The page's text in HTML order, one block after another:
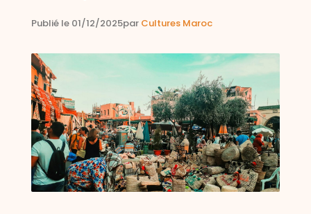
Publié le 01/12/2025par Cultures Maroc